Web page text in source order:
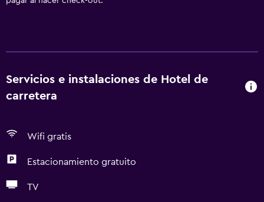
Servicios e instalaciones de Hotel de
carretera
Wifi gratis
Estacionamiento gratuito
TV